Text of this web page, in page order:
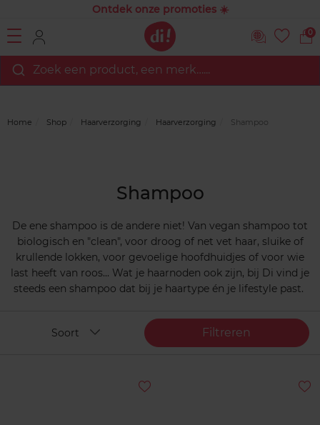
Ontdek onze promoties ☀️
0
Zoek een product, een merk…...
Home Shop Haarverzorging Haarverzorging Shampoo
Shampoo
De ene shampoo is de andere niet! Van vegan shampoo tot
biologisch en "clean", voor droog of net vet haar, sluike of
krullende lokken, voor gevoelige hoofdhuidjes of voor wie
last heeft van roos... Wat je haarnoden ook zijn, bij Di vind je
steeds een shampoo dat bij je haartype én je lifestyle past.
Filtreren
Soort